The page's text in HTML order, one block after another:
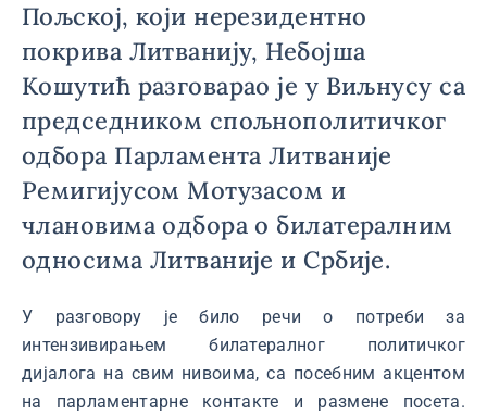
Пољској, који нерезидентно
покрива Литванију, Небојша
Кошутић разговарао је у Виљнусу са
председником спољнополитичког
одбора Парламента Литваније
Ремигијусом Мотузасом и
члановима одбора о билатералним
односима Литваније и Србије.
У разговору је било речи о потреби за
интензивирањем билатералног политичког
дијалога на свим нивоима, са посебним акцентом
на парламентарне контакте и размене посета.